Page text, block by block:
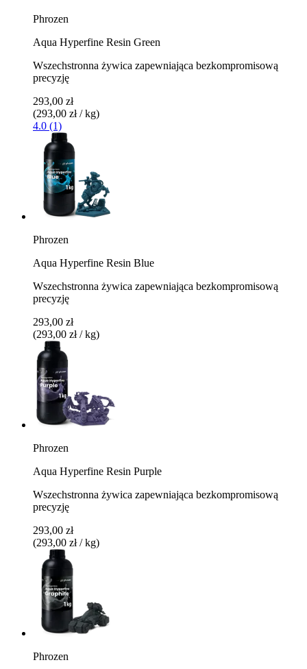
Phrozen
Aqua Hyperfine Resin Green
Wszechstronna żywica zapewniająca bezkompromisową
precyzję
293,00 zł
(293,00 zł / kg)
4.0 (1)
Phrozen
Aqua Hyperfine Resin Blue
Wszechstronna żywica zapewniająca bezkompromisową
precyzję
293,00 zł
(293,00 zł / kg)
Phrozen
Aqua Hyperfine Resin Purple
Wszechstronna żywica zapewniająca bezkompromisową
precyzję
293,00 zł
(293,00 zł / kg)
Phrozen